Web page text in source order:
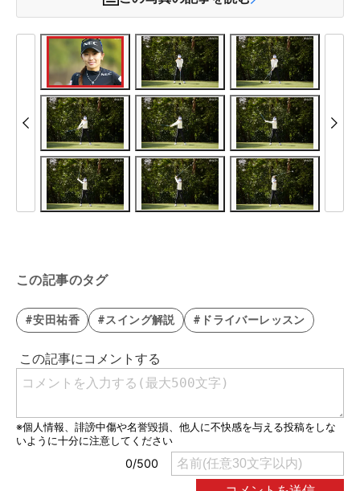
この記事のタグ
#安田祐香 #スイング解説 #ドライバーレッスン